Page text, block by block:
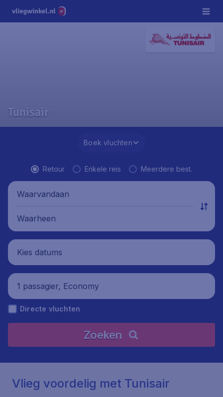
Tunisair
Boek vluchten
Retour Enkele reis Meerdere best.
Waarvandaan
Waarheen
Kies datums
1 passagier, Economy
Directe vluchten
Zoeken
Vlieg voordelig met Tunisair